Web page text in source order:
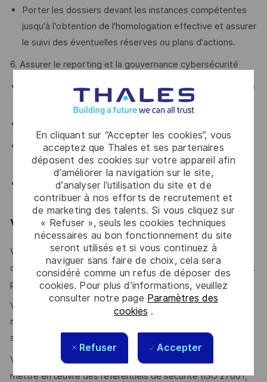
En cliquant sur “Accepter les cookies”, vous
acceptez que Thales et ses partenaires
déposent des cookies sur votre appareil afin
d’améliorer la navigation sur le site,
d’analyser l’utilisation du site et de
contribuer à nos efforts de recrutement et
de marketing des talents. Si vous cliquez sur
« Refuser », seuls les cookies techniques
nécessaires au bon fonctionnement du site
seront utilisés et si vous continuez à
naviguer sans faire de choix, cela sera
considéré comme un refus de déposer des
cookies. Pour plus d’informations, veuillez
consulter notre page Paramètres des
cookies .
Refuser Accepter
Porter les dossiers devant les instances compétentes
jusqu'à l'obtention de l'homologation effective et assurer
le suivi des éventuelles réserves ou plans d'actions.
6. Assurer le reporting et la gouvernance cybersécurité
Produire les reportings hebdomadaires et indicateurs de
Contribuer à la capitalisation documentaire (politiques,
procédures, processus et modèles opérationnels).
Assurer le suivi des indicateurs liés aux homologations,
aux risques et à la conformité des projets.
Votre profil
Votre priorité est de garantir la sécurité des systèmes et
d'appliquer les principes de gouvernance cybersécurité aux
projets informatiques et métiers ?
Vous avez l’ambition de définir des exigences de sécurité
rigoureuses et de piloter des analyses de risques pour
sécuriser des environnements critiques ?
Vous avez envie de découvrir le secteur spatial et de
mettre en œuvre des référentiels de sécurité (ISO 27001,